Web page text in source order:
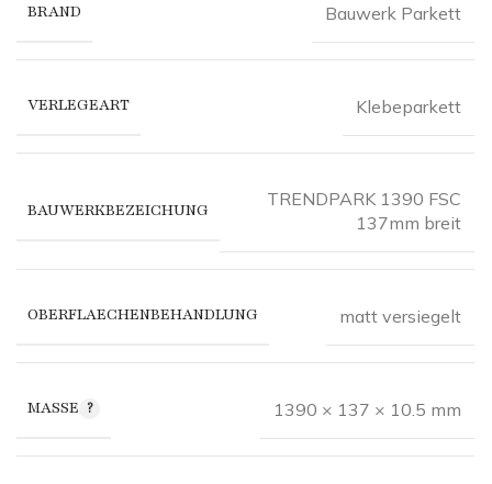
BRAND Bauwerk Parkett
VERLEGEART Klebeparkett
BAUWERKBEZEICHUNG
TRENDPARK 1390 FSC
137mm breit
OBERFLAECHENBEHANDLUNG matt versiegelt
MASSE 1390 × 137 × 10.5 mm